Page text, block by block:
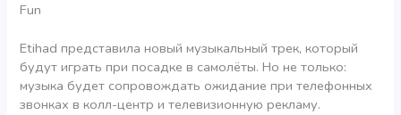
Fun
Etihad представила новый музыкальный трек, который
будут играть при посадке в самолёты. Но не только:
музыка будет сопровождать ожидание при телефонных
звонках в колл-центр и телевизионную рекламу.